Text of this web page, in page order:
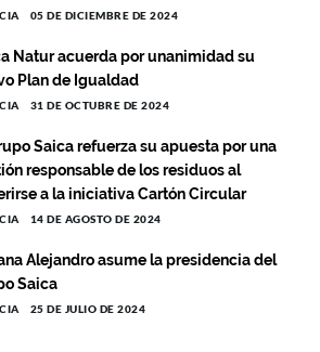
05 DE DICIEMBRE DE 2024
Natur acuerda por unanimidad su
Plan de Igualdad
31 DE OCTUBRE DE 2024
Saica refuerza su apuesta por una
responsable de los residuos al
a la iniciativa Cartón Circular
14 DE AGOSTO DE 2024
Alejandro asume la presidencia del
Saica
25 DE JULIO DE 2024